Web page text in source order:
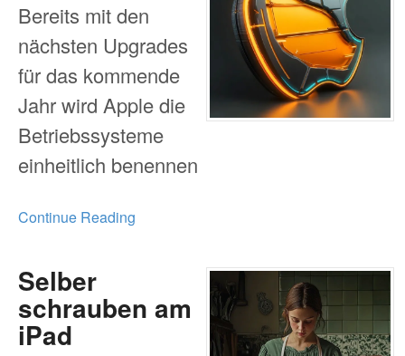
Bereits mit den
nächsten Upgrades
für das kommende
Jahr wird Apple die
Betriebssysteme
einheitlich benennen
Continue Reading
Selber
schrauben am
iPad